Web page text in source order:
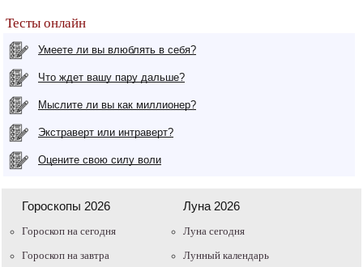
Тесты онлайн
Умеете ли вы влюблять в себя?
Что ждет вашу пару дальше?
Мыслите ли вы как миллионер?
Экстраверт или интраверт?
Оцените свою силу воли
Гороскопы 2026
Гороскоп на сегодня
Гороскоп на завтра
Луна 2026
Луна сегодня
Лунный календарь